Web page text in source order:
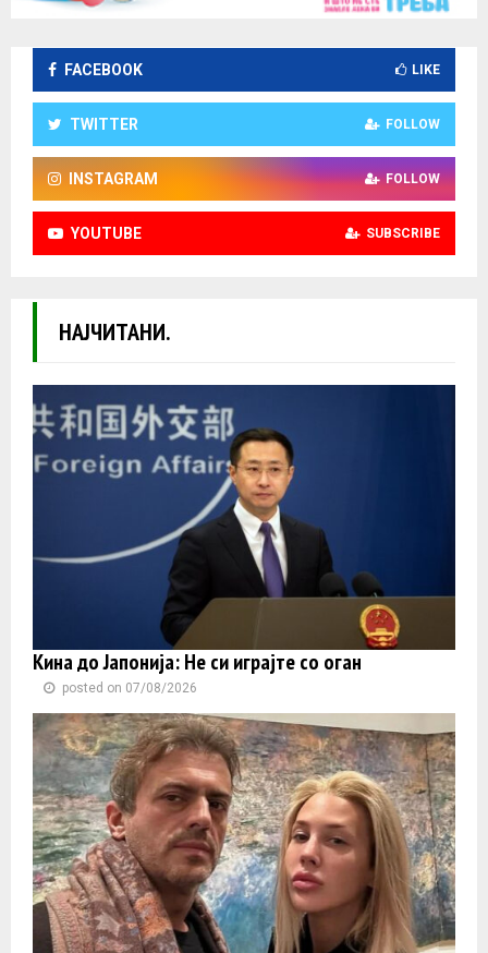
FACEBOOK LIKE
TWITTER FOLLOW
INSTAGRAM FOLLOW
YOUTUBE SUBSCRIBE
НАЈЧИТАНИ.
Кина до Јапонија: Не си играјте со оган
posted on 07/08/2026